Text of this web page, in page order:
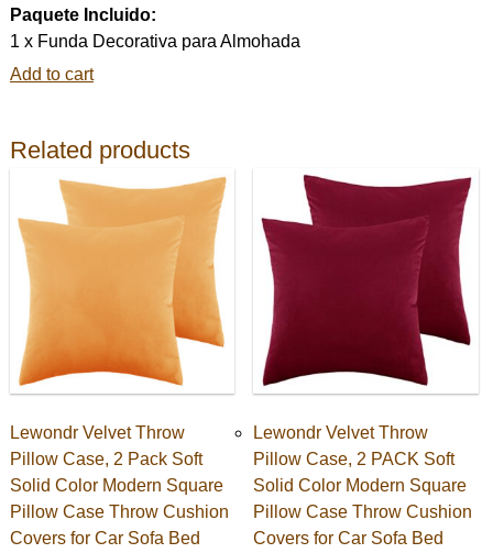
Paquete Incluido:
1 x Funda Decorativa para Almohada
Add to cart
Related products
Lewondr Velvet Throw
Pillow Case, 2 Pack Soft
Solid Color Modern Square
Pillow Case Throw Cushion
Covers for Car Sofa Bed
Lewondr Velvet Throw
Pillow Case, 2 PACK Soft
Solid Color Modern Square
Pillow Case Throw Cushion
Covers for Car Sofa Bed